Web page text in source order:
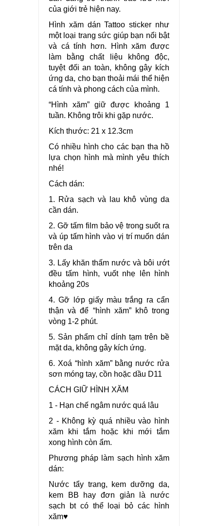
của giới trẻ hiện nay.
Hình xăm dán Tattoo sticker như
một loại trang sức giúp bạn nổi bật
và cá tính hơn. Hình xăm được
làm bằng chất liệu không độc,
tuyệt đối an toàn, không gây kích
ứng da, cho bạn thoải mái thể hiện
cá tính và phong cách của mình.
“Hình xăm” giữ được khoảng 1
tuần. Không trôi khi gặp nước.
Kích thước: 21 x 12.3cm
Có nhiều hình cho các bạn tha hồ
lựa chọn hình mà mình yêu thích
nhé!
Cách dán:
1. Rửa sạch và lau khô vùng da
cần dán.
2. Gỡ tấm film bảo vệ trong suốt ra
và úp tấm hình vào vị trí muốn dán
trên da
3. Lấy khăn thấm nước và bôi ướt
đều tấm hình, vuốt nhẹ lên hình
khoảng 20s
4. Gỡ lớp giấy màu trắng ra cẩn
thận và để “hình xăm” khô trong
vòng 1-2 phút.
5. Sản phẩm chỉ dính tạm trên bề
mặt da, không gây kích ứng.
6. Xoá “hình xăm” bằng nước rửa
sơn móng tay, cồn hoặc dầu D11
CÁCH GIỮ HÌNH XĂM
1 - Hạn chế ngâm nước quá lâu
2 - Không kỳ quá nhiều vào hình
xăm khi tắm hoặc khi mới tắm
xong hình còn ẩm.
Phương pháp làm sạch hình xăm
dán:
Nước tẩy trang, kem dưỡng da,
kem BB hay đơn giản là nước
sạch bt có thể loại bỏ các hình
xăm♥